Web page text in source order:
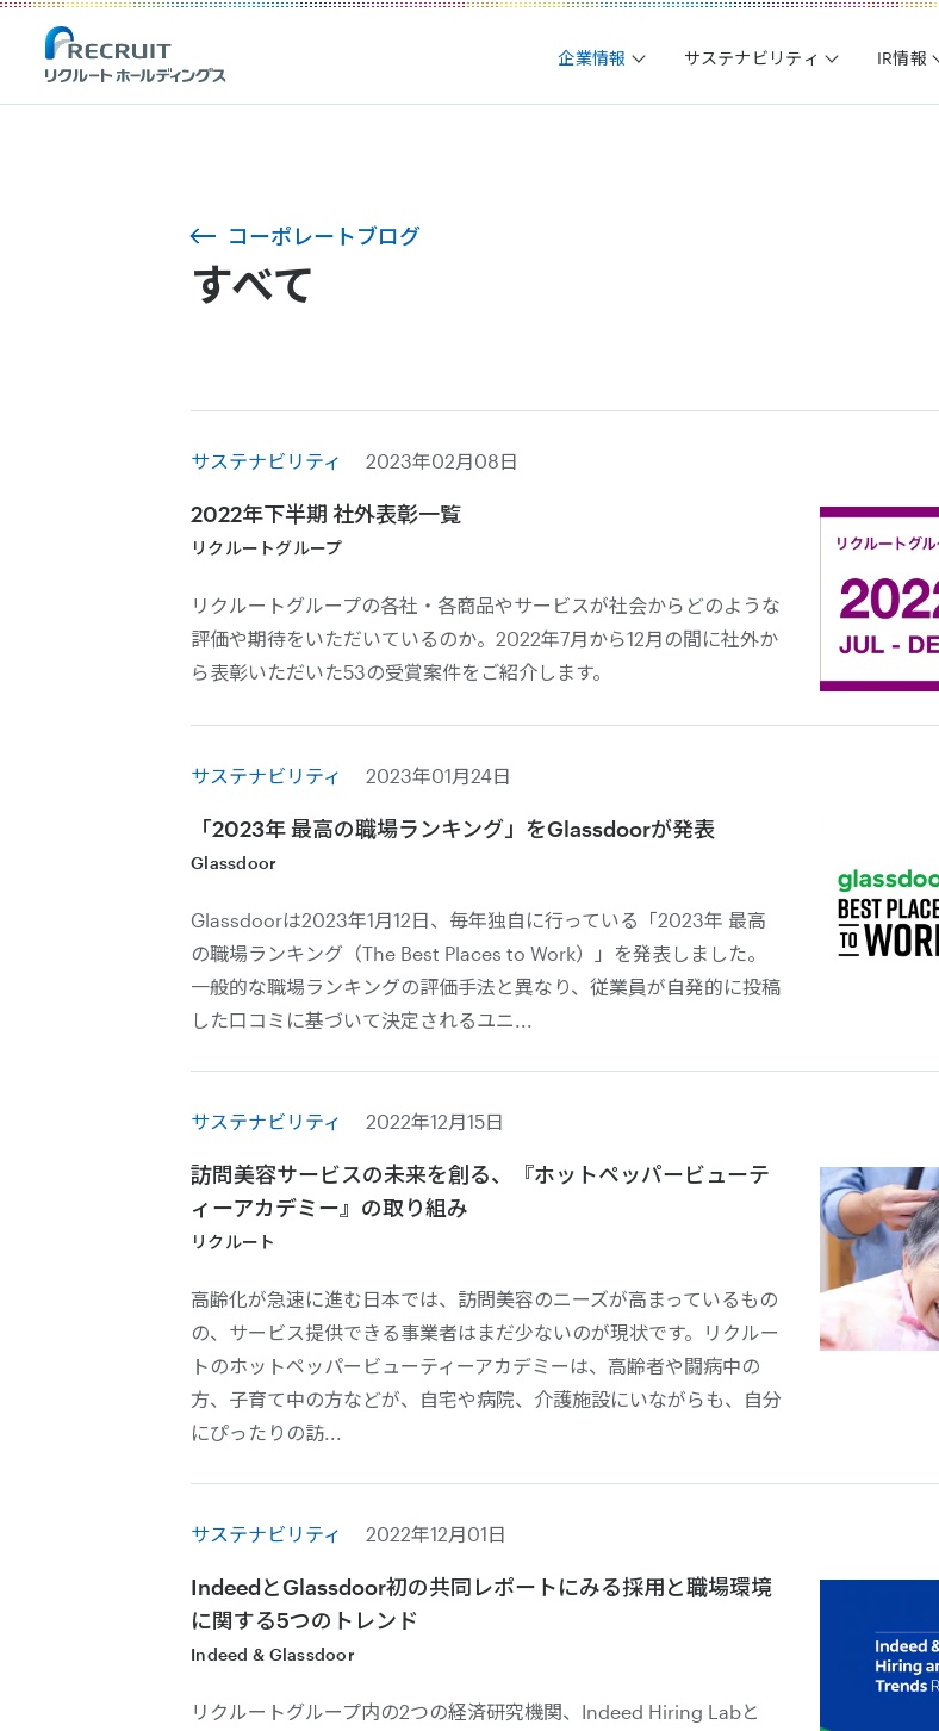
企業情報 サステナビリティ IR情報
コーポレートブログ
すべて
サステナビリティ 2023年02月08日
2022年下半期 社外表彰一覧
リクルートグループ
リクルートグループの各社・各商品やサービスが社会からどのような
評価や期待をいただいているのか。2022年7月から12月の間に社外か
ら表彰いただいた53の受賞案件をご紹介します。
サステナビリティ 2023年01月24日
「2023年 最高の職場ランキング」をGlassdoorが発表
Glassdoor
Glassdoorは2023年1月12日、毎年独自に行っている「2023年 最高
の職場ランキング（The Best Places to Work）」を発表しました。
一般的な職場ランキングの評価手法と異なり、従業員が自発的に投稿
した口コミに基づいて決定されるユニ...
サステナビリティ 2022年12月15日
訪問美容サービスの未来を創る、『ホットペッパービューテ
ィーアカデミー』の取り組み
リクルート
高齢化が急速に進む日本では、訪問美容のニーズが高まっているもの
の、サービス提供できる事業者はまだ少ないのが現状です。リクルー
トのホットペッパービューティーアカデミーは、高齢者や闘病中の
方、子育て中の方などが、自宅や病院、介護施設にいながらも、自分
にぴったりの訪...
サステナビリティ 2022年12月01日
IndeedとGlassdoor初の共同レポートにみる採用と職場環境
に関する5つのトレンド
Indeed & Glassdoor
リクルートグループ内の2つの経済研究機関、Indeed Hiring Labと